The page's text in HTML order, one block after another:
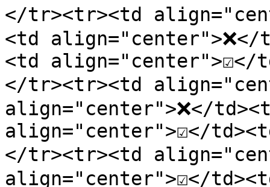
</tr><tr><td
<td
<td align="center">☑️</
</tr><tr><td
align="center">❌</
align="center">☑️</
</tr><tr><td
align="center">☑️</